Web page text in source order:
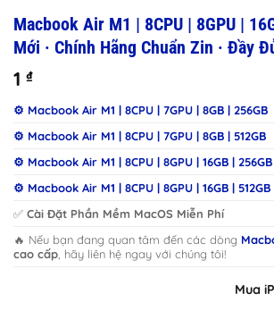
Macbook Air M1 | 8CPU | 8GPU |
Mới · Chính Hãng Chuẩn Zin · Đầy
1 ₫
⚙️ Macbook Air M1 | 8CPU | 7GPU | 8GB | 256GB
⚙️ Macbook Air M1 | 8CPU | 7GPU | 8GB | 512GB
⚙️ Macbook Air M1 | 8CPU | 8GPU | 16GB | 256GB
⚙️ Macbook Air M1 | 8CPU | 8GPU | 16GB | 512GB
✅ Cài Đặt Phần Mềm MacOS Miễn Phí
🔥 Nếu bạn đang quan tâm đến các dòng
cao cấp , hãy liên hệ ngay với chúng tôi!
Mua